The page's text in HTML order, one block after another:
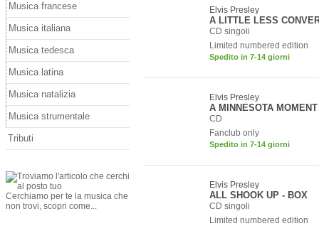
Musica francese
Musica italiana
Musica tedesca
Musica latina
Musica natalizia
Musica strumentale
Tributi
Cerchiamo per te la musica che
non trovi, scopri come...
Elvis Presley
A LITTLE LESS
CD singoli
Limited numbered edition
Spedito in 7-14 giorni
Elvis Presley
A MINNESOTA MOMENT
CD
Fanclub only
Spedito in 7-14 giorni
Elvis Presley
ALL SHOOK UP - BOX
CD singoli
Limited numbered edition